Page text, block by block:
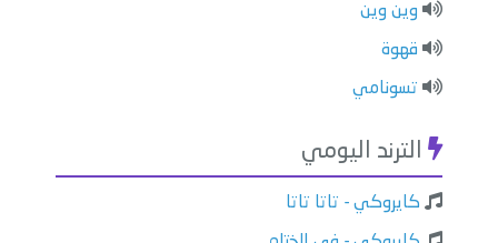
وين وين
قهوة
تسونامي
الترند اليومي
كايروكي - تاتا تاتا